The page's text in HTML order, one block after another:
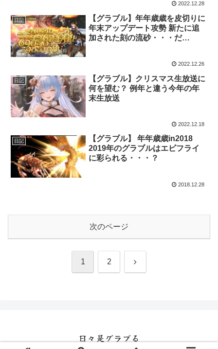
2022.12.28
日記
【グラブル】年年歳歳を皮切りに
年末アップデート攻勢 新たに追
加された刻の流砂・・・だ
2022.12.26
日記
【グラブル】クリスマス生放送に
何を望む？ 例年と違う今年の年
末生放送
2022.12.18
日記
【グラブル】 年年歳歳in2018
2019年のグラブルはエビフライ
に彩られる・・・？
2018.12.28
次のページ
1 2 次
日々是グラブる